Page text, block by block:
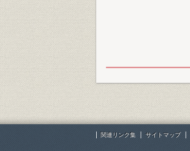
関連リンク集 サイトマップ